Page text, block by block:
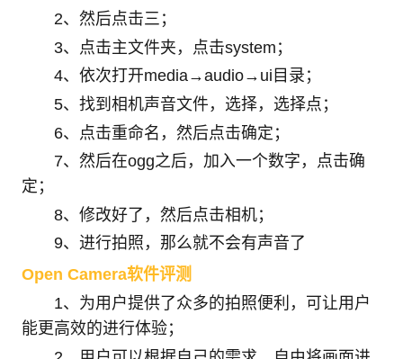
2、然后点击三；
3、点击主文件夹，点击system；
4、依次打开media→audio→ui目录；
5、找到相机声音文件，选择，选择点；
6、点击重命名，然后点击确定；
7、然后在ogg之后，加入一个数字，点击确
定；
8、修改好了，然后点击相机；
9、进行拍照，那么就不会有声音了
Open Camera软件评测
1、为用户提供了众多的拍照便利，可让用户
能更高效的进行体验；